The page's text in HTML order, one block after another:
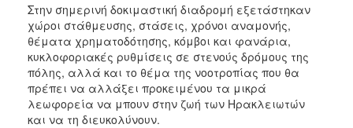
Στην σημερινή δοκιμαστική διαδρομή εξετάστηκαν
χώροι στάθμευσης, στάσεις, χρόνοι αναμονής,
θέματα χρηματοδότησης, κόμβοι και φανάρια,
κυκλοφοριακές ρυθμίσεις σε στενούς δρόμους της
πόλης, αλλά και το θέμα της νοοτροπίας που θα
πρέπει να αλλάξει προκειμένου τα μικρά
λεωφορεία να μπουν στην ζωή των Ηρακλειωτών
και να τη διευκολύνουν.